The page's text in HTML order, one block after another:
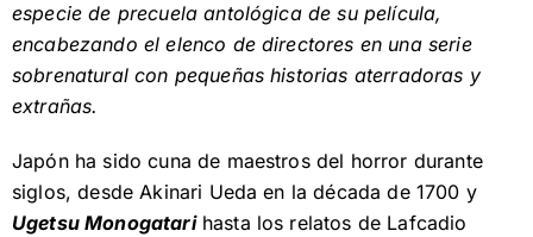
10
especie de precuela antológica de su película,
encabezando el elenco de directores en una serie
sobrenatural con pequeñas historias aterradoras y
extrañas.
Japón ha sido cuna de maestros del horror durante
siglos, desde Akinari Ueda en la década de 1700 y
Ugetsu Monogatarihasta los relatos de Lafcadio